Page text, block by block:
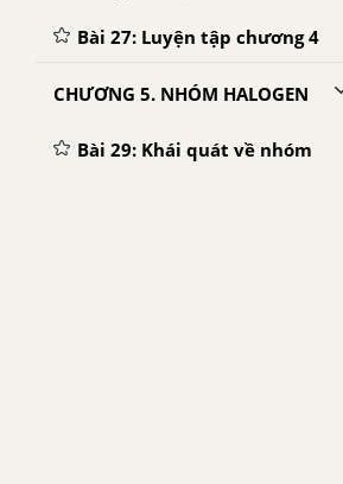
Bài 27: Luyện tập chương 4
CHƯƠNG 5. NHÓM HALOGEN
Bài 29: Khái quát về nhóm